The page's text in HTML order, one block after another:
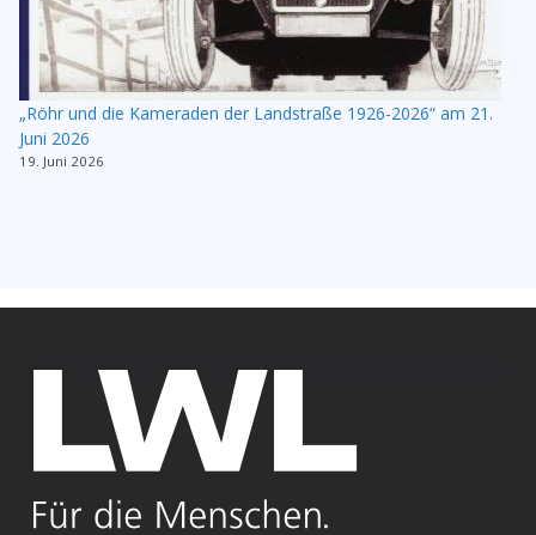
„Röhr und die Kameraden der Landstraße 1926-2026“ am 21.
Juni 2026
19. Juni 2026